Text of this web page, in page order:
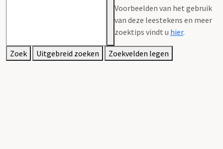
Voorbeelden van het gebruik
van deze leestekens en meer
zoektips vindt u hier.
Zoek Uitgebreid zoeken Zoekvelden legen